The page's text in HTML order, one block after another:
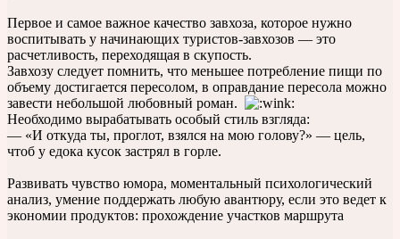
Первое и самое важное качество завхоза, которое нужно
воспитывать у начинающих туристов-завхозов — это
расчетливость, переходящая в скупость.
Завхозу следует помнить, что меньшее потребление пищи по
объему достигается пересолом, в оправдание пересола можно
завести небольшой любовный роман.
Необходимо вырабатывать особый стиль взгляда:
— «И откуда ты, проглот, взялся на мою голову?» — цель,
чтоб у едока кусок застрял в горле.
Развивать чувство юмора, моментальный психологический
анализ, умение поддержать любую авантюру, если это ведет к
экономии продуктов: прохождение участков маршрута